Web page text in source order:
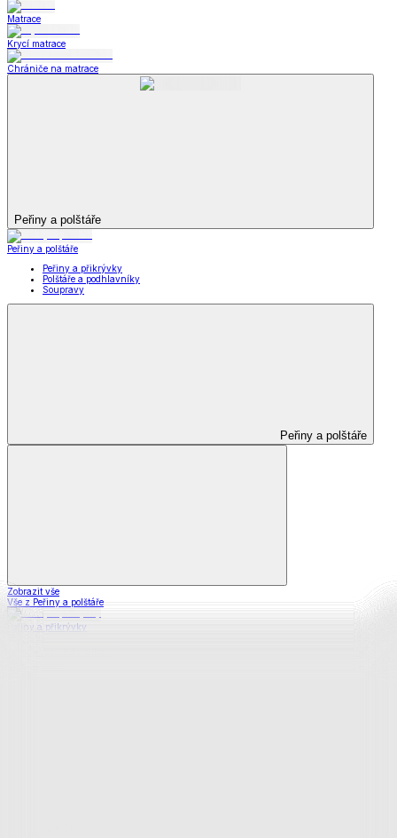
Matrace
Krycí matrace
Chrániče na matrace
Peřiny a polštáře
Peřiny a polštáře
Peřiny a přikrývky
Polštáře a podhlavníky
Soupravy
Peřiny a polštáře
Zobrazit vše
Vše z Peřiny a polštáře
Peřiny a přikrývky